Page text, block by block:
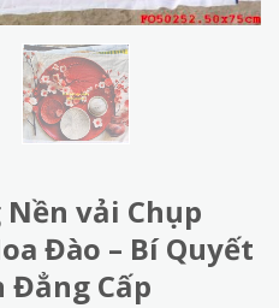
Nền vải Chụp
Đào – Bí Quyết
Đẳng Cấp